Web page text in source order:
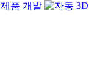
제품 개발